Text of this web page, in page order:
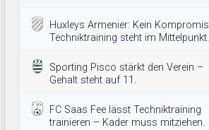
Huxleys Armenier: Kein
Techniktraining steht im Mittelpunkt.
Sporting Pisco stärkt den Verein –
Gehalt steht auf 11.
FC Saas Fee lässt Techniktraining
trainieren – Kader muss mitziehen.